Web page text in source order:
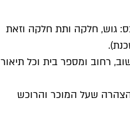
גוש, חלקה ותת חלקה וזאת
רחוב ומספר בית וכל תיאור
שעל המוכר והרוכש